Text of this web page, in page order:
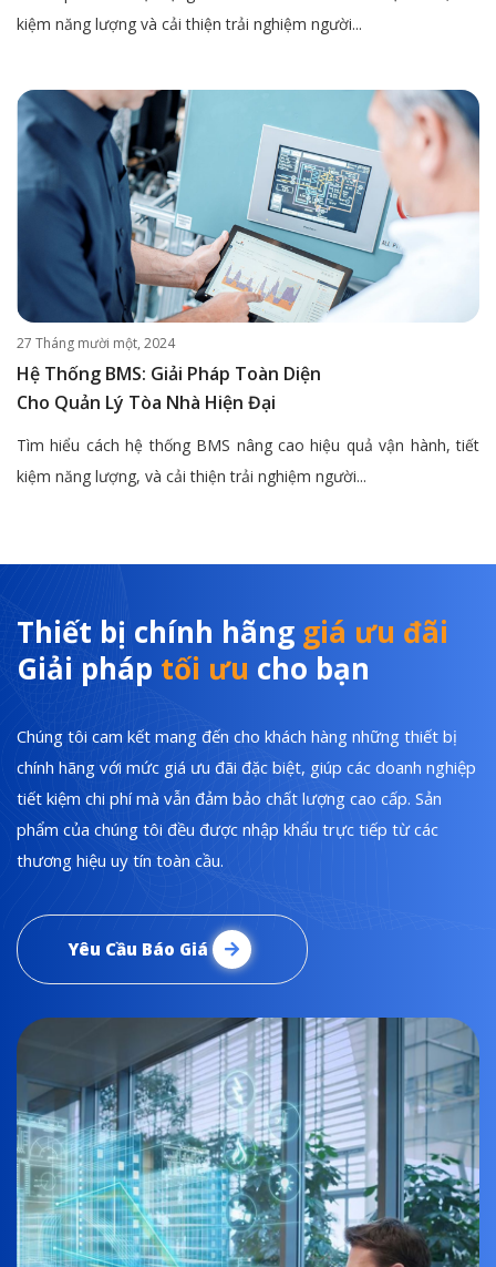
kiệm năng lượng và cải thiện trải nghiệm người...
27 Tháng mười một, 2024
Hệ Thống BMS: Giải Pháp Toàn Diện
Cho Quản Lý Tòa Nhà Hiện Đại
Tìm hiểu cách hệ thống BMS nâng cao hiệu quả vận hành, tiết
kiệm năng lượng, và cải thiện trải nghiệm người...
Thiết bị chính hãng giá ưu đãi
Giải pháp tối ưu cho bạn
Chúng tôi cam kết mang đến cho khách hàng những thiết bị
chính hãng với mức giá ưu đãi đặc biệt, giúp các doanh nghiệp
tiết kiệm chi phí mà vẫn đảm bảo chất lượng cao cấp. Sản
phẩm của chúng tôi đều được nhập khẩu trực tiếp từ các
thương hiệu uy tín toàn cầu.
Yêu Cầu Báo Giá